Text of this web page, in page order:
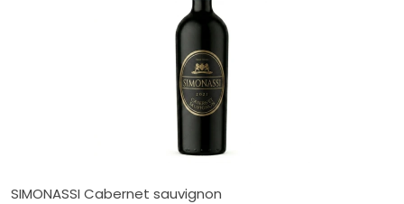
SIMONASSI Cabernet sauvignon